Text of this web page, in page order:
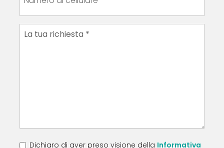
Dichiaro di aver preso visione della Informativa